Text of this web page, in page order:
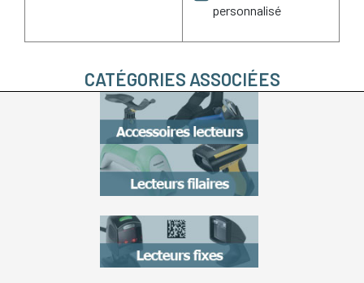
personnalisé
CATÉGORIES ASSOCIÉES